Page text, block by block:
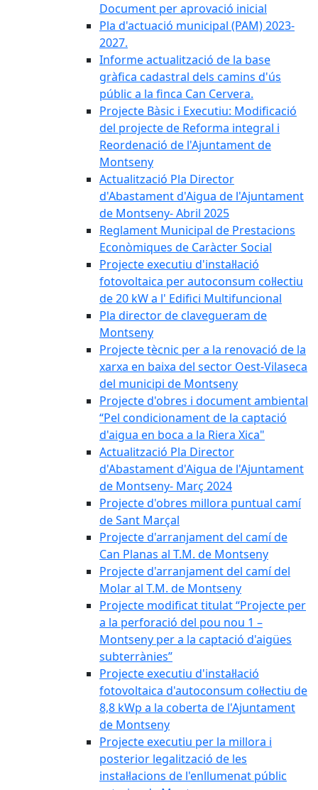
Document per aprovació inicial
Pla d'actuació municipal (PAM) 2023-
2027.
Informe actualització de la base
gràfica cadastral dels camins d'ús
públic a la finca Can Cervera.
Projecte Bàsic i Executiu: Modificació
del projecte de Reforma integral i
Reordenació de l'Ajuntament de
Montseny
Actualització Pla Director
d'Abastament d'Aigua de l'Ajuntament
de Montseny- Abril 2025
Reglament Municipal de Prestacions
Econòmiques de Caràcter Social
Projecte executiu d'instal·lació
fotovoltaica per autoconsum col·lectiu
de 20 kW a l' Edifici Multifuncional
Pla director de clavegueram de
Montseny
Projecte tècnic per a la renovació de la
xarxa en baixa del sector Oest-Vilaseca
del municipi de Montseny
Projecte d'obres i document ambiental
“Pel condicionament de la captació
d'aigua en boca a la Riera Xica"
Actualització Pla Director
d'Abastament d'Aigua de l'Ajuntament
de Montseny- Març 2024
Projecte d'obres millora puntual camí
de Sant Marçal
Projecte d'arranjament del camí de
Can Planas al T.M. de Montseny
Projecte d'arranjament del camí del
Molar al T.M. de Montseny
Projecte modificat titulat “Projecte per
a la perforació del pou nou 1 –
Montseny per a la captació d'aigües
subterrànies”
Projecte executiu d'instal·lació
fotovoltaica d'autoconsum col·lectiu de
8,8 kWp a la coberta de l'Ajuntament
de Montseny
Projecte executiu per la millora i
posterior legalització de les
instal·lacions de l'enllumenat públic